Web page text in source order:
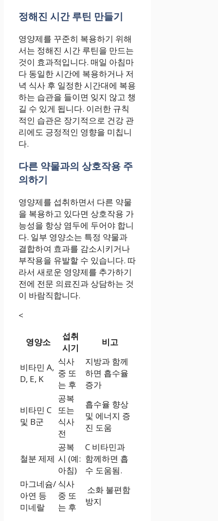
정해진 시간 루틴 만들기
영양제를 꾸준히 복용하기 위해
서는 정해진 시간 루틴을 만드는
것이 효과적입니다. 매일 아침마
다 동일한 시간에 복용하거나 저
녁 식사 후 일정한 시간대에 복용
하는 습관을 들이면 잊지 않고 챙
길 수 있게 됩니다. 이러한 규칙
적인 습관은 장기적으로 건강 관
리에도 긍정적인 영향을 미칩니
다.
다른 약물과의 상호작용 주
의하기
영양제를 섭취하면서 다른 약물
을 복용하고 있다면 상호작용 가
능성을 항상 염두에 두어야 합니
다. 일부 영양소는 특정 약물과
결합하여 효과를 감소시키거나
부작용을 유발할 수 있습니다. 따
라서 새로운 영양제를 추가하기
전에 전문 의료진과 상담하는 것
이 바람직합니다.
<
영양소
섭취
시기
비고
비타민 A,
D, E, K
식사
중 또
는 후
지방과 함께
하면 흡수율
증가
비타민 C
및 B군
공복
또는
식사
전
흡수율 향상
및 에너지 증
진 도움
철분 제제
공복
시 (예:
아침)
C 비타민과
함께하면 흡
수 도움됨.
마그네슘/
아연 등
미네랄
식사
중 또
는 후
소화 불편함
방지